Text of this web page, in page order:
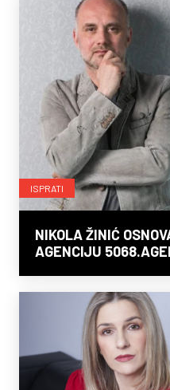
ISPRATI
NIKOLA ŽINIĆ
AGENCIJU